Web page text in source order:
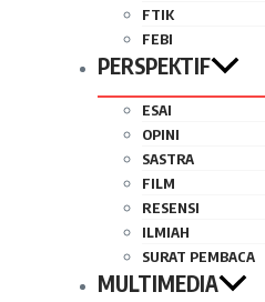
FTIK
FEBI
PERSPEKTIF
ESAI
OPINI
SASTRA
FILM
RESENSI
ILMIAH
SURAT PEMBACA
MULTIMEDIA